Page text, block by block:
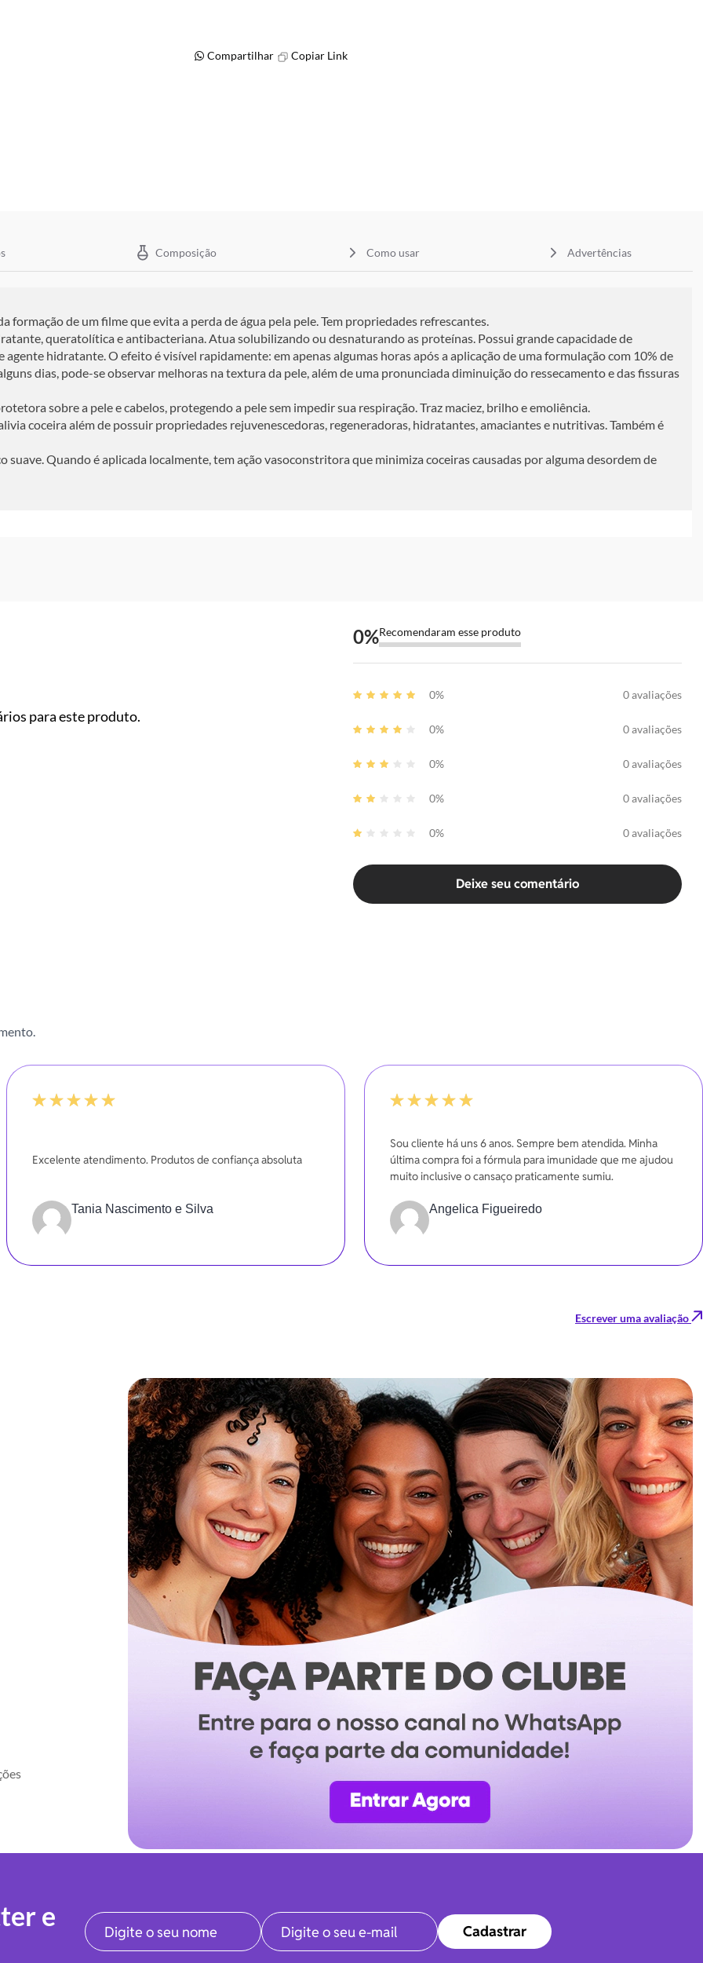
Compartilhar Copiar Link
Composição Como usar Advertências
formação de um filme que evita a perda de água pela pele. Tem propriedades refrescantes.
queratolítica e antibacteriana. Atua solubilizando ou desnaturando as proteínas. Possui grande capacidade de
agente hidratante. O efeito é visível rapidamente: em apenas algumas horas após a aplicação de uma formulação com 10% de
dias, pode-se observar melhoras na textura da pele, além de uma pronunciada diminuição do ressecamento e das fissuras
sobre a pele e cabelos, protegendo a pele sem impedir sua respiração. Traz maciez, brilho e emoliência.
coceira além de possuir propriedades rejuvenescedoras, regeneradoras, hidratantes, amaciantes e nutritivas. Também é
Quando é aplicada localmente, tem ação vasoconstritora que minimiza coceiras causadas por alguma desordem de
para este produto.
0%Recomendaram esse produto
0% 0 avaliações
0% 0 avaliações
0% 0 avaliações
0% 0 avaliações
0% 0 avaliações
Deixe seu comentário
Excelente atendimento. Produtos de confiança absoluta
Tania Nascimento e Silva
Sou cliente há uns 6 anos. Sempre bem atendida. Minha
última compra foi a fórmula para imunidade que me ajudou
muito inclusive o cansaço praticamente sumiu.
Angelica Figueiredo
Escrever uma avaliação
e
Cadastrar